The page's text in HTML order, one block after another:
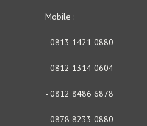
Mobile :
- 0813 1421 0880
- 0812 1314 0604
- 0812 8486 6878
- 0878 8233 0880